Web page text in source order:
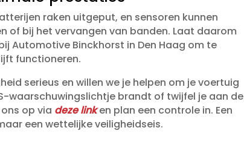
raken uitgeput, en sensoren kunnen
of bij het vervangen van banden.​ Laat daarom
Automotive Binckhorst in Den Haag om te
functioneren.​
serieus en willen we je helpen om je voertuig
waarschuwingslichtje brandt of twijfel je aan de
op via deze linken plan een controle in.​ Een
een wettelijke veiligheidseis.​